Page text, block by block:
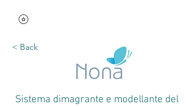
< Back
Sistema dimagrante e modellante del